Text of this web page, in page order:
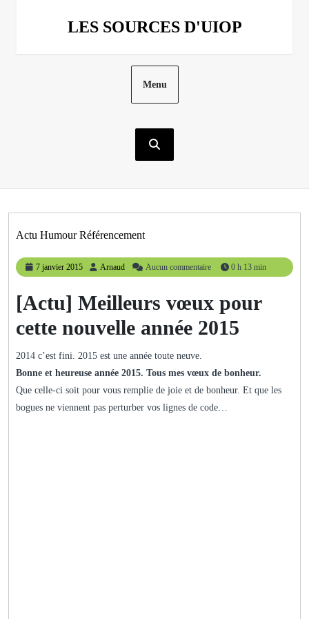
LES SOURCES D'UIOP
Menu
Actu Humour Référencement
7 janvier 2015
janvier
Arnaud ArnaudAucun commentaire 0 h 13 min
[Actu] Meilleurs vœux pour
cette nouvelle année 2015
2014 c’est fini. 2015 est une année toute neuve.
Bonne et heureuse année 2015. Tous mes vœux de bonheur.
Que celle-ci soit pour vous remplie de joie et de bonheur. Et que les
bogues ne viennent pas perturber vos lignes de code…